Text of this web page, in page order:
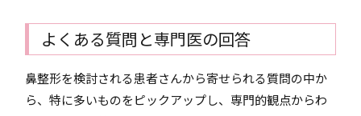
よくある質問と専門医の回答
鼻整形を検討される患者さんから寄せられる質問の中か
ら、特に多いものをピックアップし、専門的観点からわ